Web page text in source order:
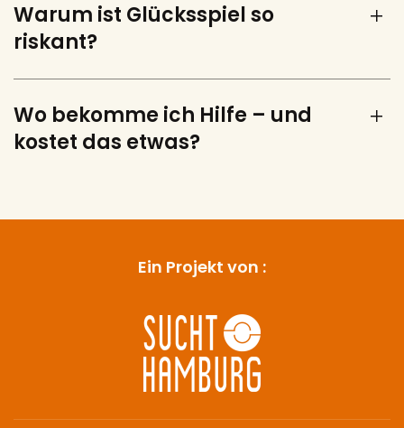
Warum ist Glücksspiel so
riskant?
Wo bekomme ich Hilfe – und
kostet das etwas?
Ein Projekt von :